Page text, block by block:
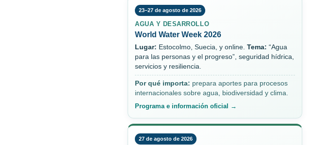
23–27 de agosto de 2026
AGUA Y DESARROLLO
World Water Week 2026
Lugar: Estocolmo, Suecia, y online. Tema: “Agua
para las personas y el progreso”, seguridad hídrica,
servicios y resiliencia.
Por qué importa: prepara aportes para procesos
internacionales sobre agua, biodiversidad y clima.
Programa e información oficial →
27 de agosto de 2026